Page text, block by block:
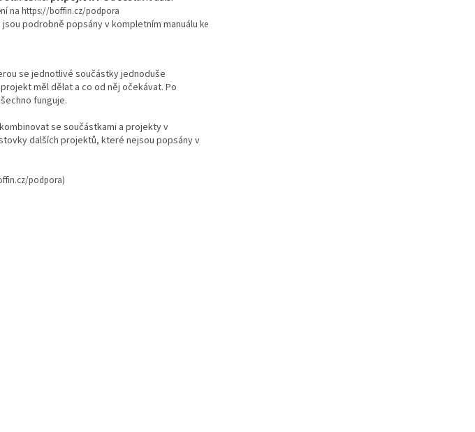
na https://boffin.cz/podpora
podrobně popsány v kompletním manuálu ke
se jednotlivé součástky jednoduše
měl dělat a co od něj očekávat. Po
funguje.
se součástkami a projekty v
dalších projektů, které nejsou popsány v
podpora)